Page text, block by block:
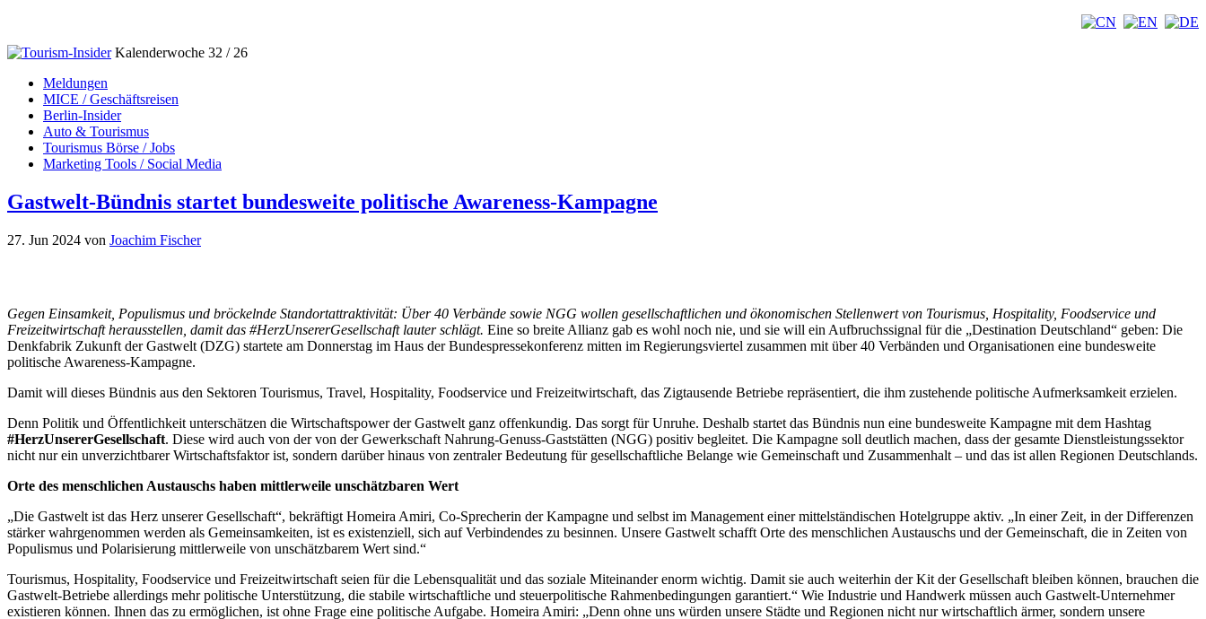
Kalenderwoche 32 / 26
Meldungen
MICE / Geschäftsreisen
Berlin-Insider
Auto & Tourismus
Tourismus Börse / Jobs
Marketing Tools / Social Media
Gastwelt-Bündnis startet bundesweite politische Awareness-Kampagne
27. Jun 2024 von Joachim Fischer
Gegen Einsamkeit, Populismus und bröckelnde Standortattraktivität: Über 40 Verbände sowie NGG wollen gesellschaftlichen und ökonomischen Stellenwert von Tourismus, Hospitality, Foodservice und
Freizeitwirtschaft herausstellen, damit das #HerzUnsererGesellschaft lauter schlägt. Eine so breite Allianz gab es wohl noch nie, und sie will ein Aufbruchssignal für die „Destination Deutschland“ geben: Die
Denkfabrik Zukunft der Gastwelt (DZG) startete am Donnerstag im Haus der Bundespressekonferenz mitten im Regierungsviertel zusammen mit über 40 Verbänden und Organisationen eine bundesweite
politische Awareness-Kampagne.
Damit will dieses Bündnis aus den Sektoren Tourismus, Travel, Hospitality, Foodservice und Freizeitwirtschaft, das Zigtausende Betriebe repräsentiert, die ihm zustehende politische Aufmerksamkeit erzielen.
Denn Politik und Öffentlichkeit unterschätzen die Wirtschaftspower der Gastwelt ganz offenkundig. Das sorgt für Unruhe. Deshalb startet das Bündnis nun eine bundesweite Kampagne mit dem Hashtag
#HerzUnsererGesellschaft. Diese wird auch von der von der Gewerkschaft Nahrung-Genuss-Gaststätten (NGG) positiv begleitet. Die Kampagne soll deutlich machen, dass der gesamte Dienstleistungssektor
nicht nur ein unverzichtbarer Wirtschaftsfaktor ist, sondern darüber hinaus von zentraler Bedeutung für gesellschaftliche Belange wie Gemeinschaft und Zusammenhalt – und das ist allen Regionen Deutschlands.
Orte des menschlichen Austauschs haben mittlerweile unschätzbaren Wert
„Die Gastwelt ist das Herz unserer Gesellschaft“, bekräftigt Homeira Amiri, Co-Sprecherin der Kampagne und selbst im Management einer mittelständischen Hotelgruppe aktiv. „In einer Zeit, in der Differenzen
stärker wahrgenommen werden als Gemeinsamkeiten, ist es existenziell, sich auf Verbindendes zu besinnen. Unsere Gastwelt schafft Orte des menschlichen Austauschs und der Gemeinschaft, die in Zeiten von
Populismus und Polarisierung mittlerweile von unschätzbarem Wert sind.“
Tourismus, Hospitality, Foodservice und Freizeitwirtschaft seien für die Lebensqualität und das soziale Miteinander enorm wichtig. Damit sie auch weiterhin der Kit der Gesellschaft bleiben können, brauchen die
Gastwelt-Betriebe allerdings mehr politische Unterstützung, die stabile wirtschaftliche und steuerpolitische Rahmenbedingungen garantiert.“ Wie Industrie und Handwerk müssen auch Gastwelt-Unternehmer
existieren können. Ihnen das zu ermöglichen, ist ohne Frage eine politische Aufgabe. Homeira Amiri: „Denn ohne uns würden unsere Städte und Regionen nicht nur wirtschaftlich ärmer, sondern unsere